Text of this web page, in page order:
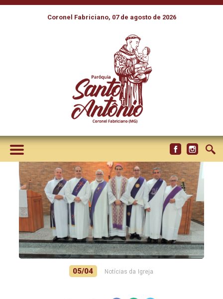
Coronel Fabriciano, 07 de agosto de 2026
NOVA PRESIDÊNCIA DA
CND/BRASIL TOMOU POSSE
NA MISSA DE
ENCERRAMENTO
05/04 Notícias da Igreja